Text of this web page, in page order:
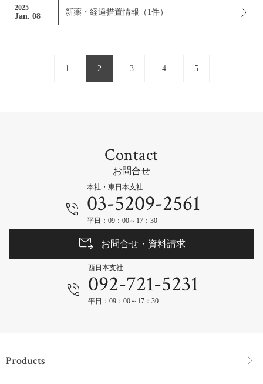
2025
Jan. 08 新薬・経過措置情報（1件）
1 2 3 4 5
Contact
お問合せ
本社・東日本支社
03-5209-2561
平日：09：00～17：30
お問合せ・資料請求
西日本支社
092-721-5231
平日：09：00～17：30
Products